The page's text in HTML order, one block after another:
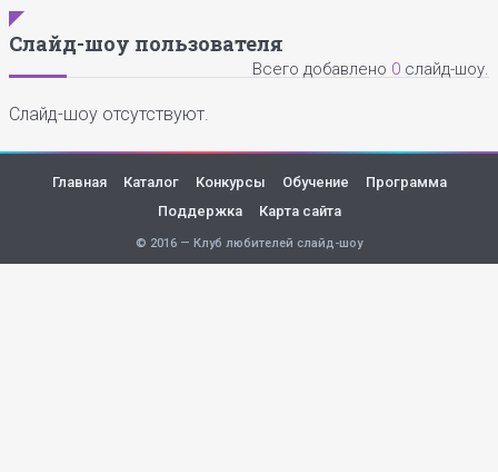
Слайд-шоу пользователя
Всего добавлено 0 слайд-шоу.
Слайд-шоу отсутствуют.
Главная Каталог Конкурсы Обучение
Программа
Поддержка
Карта сайта
© 2016 — Клуб любителей слайд-шоу